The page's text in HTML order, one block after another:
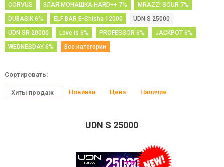
CORVUS
ЗЛАЯ МОНАШКА HARD++ 7%
MRAZZ! SOUR 7%
DUBASIK 6%
ELF BAR E-Shisha 12000
UDN S 25000
UDN SR 20000
Love is 6% PROFESSOR 6%
JACKPOT 6%
WEDNESDAY 6%
Все категории
Сортировать:
Хиты продаж Новинки Цена Наличие
UDN S 25000